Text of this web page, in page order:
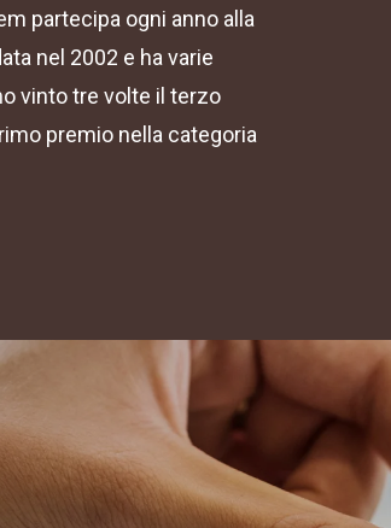
partecipa ogni anno alla
nel 2002 e ha varie
vinto tre volte il terzo
premio nella categoria